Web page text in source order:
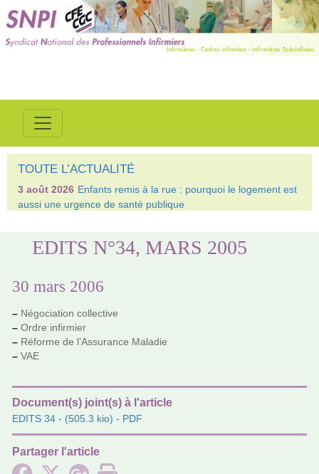
TOUTE L’ACTUALITÉ
3 août 2026 Enfants remis à la rue : pourquoi le logement est
aussi une urgence de santé publique
EDITS N°34, MARS 2005
30 mars 2006
– Négociation col­lec­tive
– Ordre infir­mier
– Réforme de l’Assurance Maladie
– VAE
Document(s) joint(s) à l'article
EDITS 34 - (505.3 kio) - PDF
Partager l'article